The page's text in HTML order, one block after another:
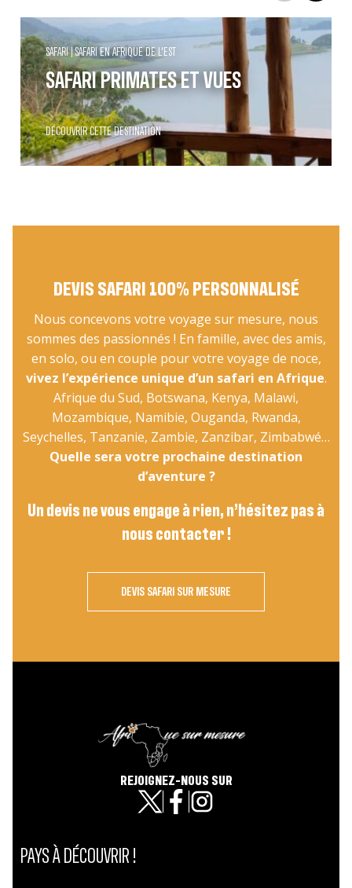
SAFARI SAFARI EN AFRIQUE DE L'EST
SAFARI PRIMATES ET VUES
DÉCOUVRIR CETTE DESTINATION
DEVIS SAFARI 100% PERSONNALISÉ
Nous concevons votre voyage sur mesure, nous
sommes des passionnés ! En famille, avec des amis,
en solo, ou en couple pour votre voyage de noce,
vivez l’expérience unique d’un safari en Afrique.
Afrique du Sud, Botswana, Kenya, Malawi,
Mozambique, Namibie, Ouganda, Rwanda,
Seychelles, Tanzanie, Zambie, Zanzibar, Zimbabwé…
Quelle sera votre prochaine destination
d’aventure ?
Un devis ne vous engage à rien, n’hésitez pas à
nous contacter !
DEVIS SAFARI SUR MESURE
REJOIGNEZ-NOUS SUR
PAYS À DÉCOUVRIR !